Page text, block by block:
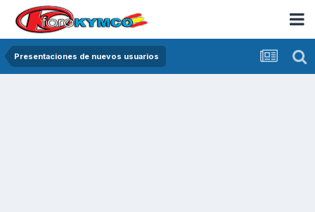
Presentaciones de nuevos usuarios